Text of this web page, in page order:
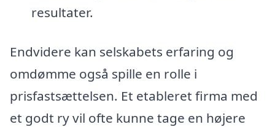
resultater.
Endvidere kan selskabets erfaring og
omdømme også spille en rolle i
prisfastsættelsen. Et etableret firma med
et godt ry vil ofte kunne tage en højere